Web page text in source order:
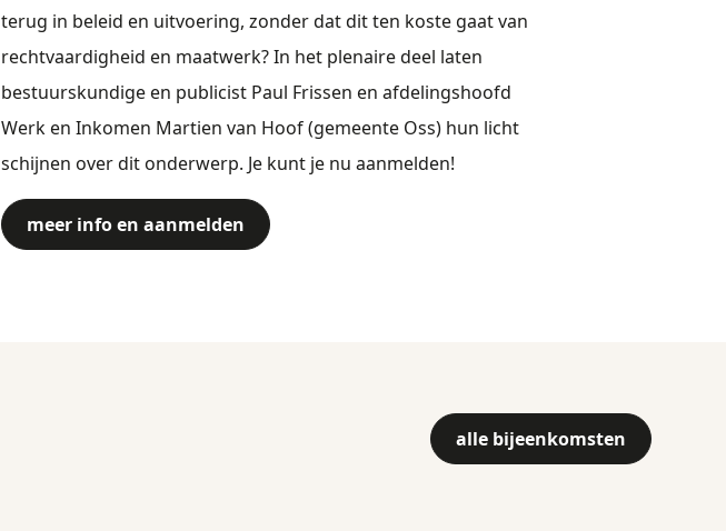
terug in beleid en uitvoering, zonder dat dit ten koste gaat van
rechtvaardigheid en maatwerk? In het plenaire deel laten
bestuurskundige en publicist Paul Frissen en afdelingshoofd
Werk en Inkomen Martien van Hoof (gemeente Oss) hun licht
schijnen over dit onderwerp. Je kunt je nu aanmelden!
meer info en aanmelden
alle bijeenkomsten